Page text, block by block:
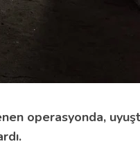
operasyonda,